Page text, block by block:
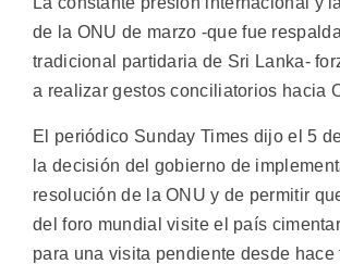
de la ONU de marzo -que fue
tradicional partidaria de Sri Lanka-
a realizar gestos conciliatorios hacia
El periódico Sunday Times dijo el 5
la decisión del gobierno de
resolución de la ONU y de permitir
del foro mundial visite el país
para una visita pendiente desde hace